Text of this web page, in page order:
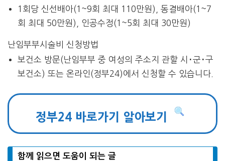
1회당 신선배아(1~9회 최대 110만원), 동결배아(1~7
회 최대 50만원), 인공수정(1~5회 최대 30만원)
난임부부시술비 신청방법
보건소 방문(난임부부 중 여성의 주소지 관할 시･군･구
보건소) 또는 온라인(정부24)에서 신청할 수 있습니다.
정부24 바로가기 알아보기
함께 읽으면 도움이 되는 글